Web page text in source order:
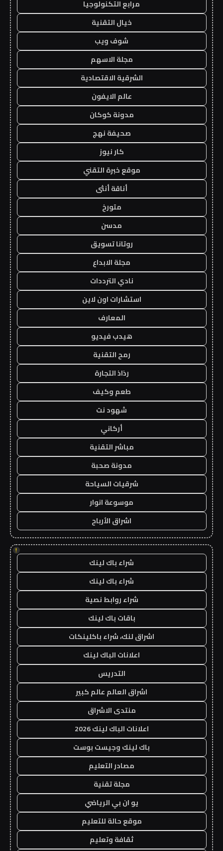
مرابع التكنولوجيا
خيال التقنية
شوف ويب
مجلة الاسهم
الشرقية الاقتصادية
عالم الايفون
مدونة كوكان
صحيفة نهج
كار نيوز
موقع خبرة التقني
أناقة أنثى
متورخ
مدسن
روتانا تسويق
مجلة الابداع
نادي الترددات
استشارات اون لاين
المعارف
هيدب فيديو
رمح التقنية
رذاذ التجارة
طعم وكيف
شهود نت
أركاني
مباشر التقنية
مدونة صحبة
شرقيات السياحة
موسوعة انوار
اشراق الأرباح
!
شراء باك لينك
شراء باك لينك
شراء روابط نصية
باقات باك لينك
اشراق لنك، شراء باكلينكات
اعلانات الباك لينك
التدريس
اشراق العالم عالم كبير
منتدى الاشراق
اعلانات الباك لينك 2026
باك لينك وجيست بوست
مصادر التعليم
مجلة تقنية
يو ان بي الرياضي
موقع حالة للتعليم
ثقافة وتعليم